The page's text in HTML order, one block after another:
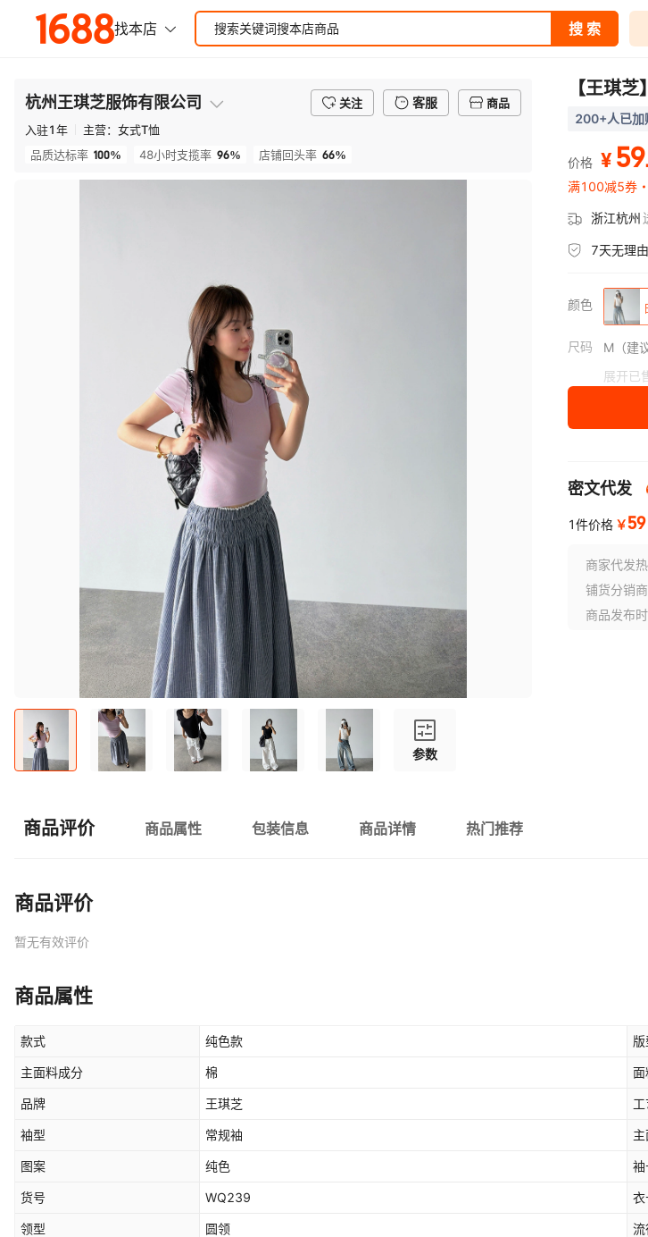
杭州王琪芝服饰有限公司 关注 客服
商品
入驻1年 主营： 女式T恤
品质达标率 100% 48小时支揽率 96% 店铺回头率 66%
参数
【王琪
200+人已加
价格 ¥ 59
满100减5券
浙江杭州
7天无理
颜色
尺码 M（建
展开已
密文代发
1件价格 ￥59
商家代发
铺货分销
商品发布
商品评价 商品属性 包装信息 商品详情 热门推荐
商品评价
暂无有效评价
商品属性
款式 纯色款 版
主面料成分 棉 面
品牌 王琪芝 工
袖型 常规袖
图案 纯色 袖
货号 WQ239 衣
领型 圆领 流